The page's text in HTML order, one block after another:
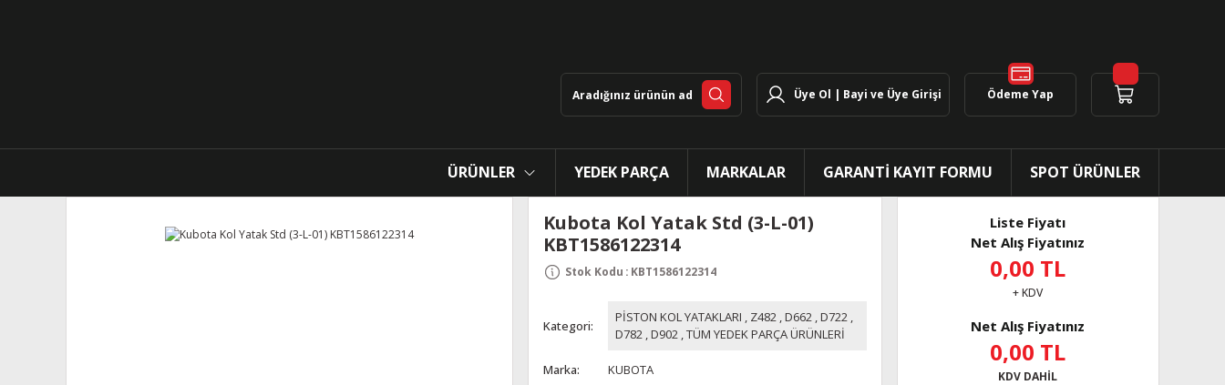
Üye Ol | Bayi ve Üye Girişi Ödeme Yap
ÜRÜNLER YEDEK PARÇA MARKALAR GARANTİ KAYIT FORMU SPOT ÜRÜNLER
Kubota Kol Yatak Std (3-L-01)
KBT1586122314
Stok Kodu : KBT1586122314
Kategori
PİSTON KOL YATAKLARI , Z482 ,D662 ,D722 ,
D782 ,D902 ,TÜM YEDEK PARÇA ÜRÜNLERİ
Marka
KUBOTA
Liste Fiyatı
Net Alış Fiyatınız
0,00 TL
+ KDV
Net Alış Fiyatınız
0,00 TL
KDV DAHİL